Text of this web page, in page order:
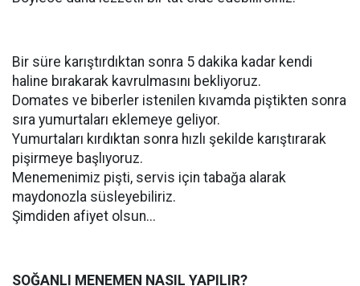
Bir süre karıştırdıktan sonra 5 dakika kadar kendi
haline bırakarak kavrulmasını bekliyoruz.
Domates ve biberler istenilen kıvamda piştikten sonra
sıra yumurtaları eklemeye geliyor.
Yumurtaları kırdıktan sonra hızlı şekilde karıştırarak
pişirmeye başlıyoruz.
Menemenimiz pişti, servis için tabağa alarak
maydonozla süsleyebiliriz.
Şimdiden afiyet olsun...
SOĞANLI MENEMEN NASIL YAPILIR?